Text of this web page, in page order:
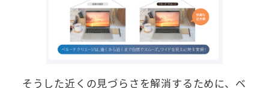
そうした近くの見づらさを解消するために、ベ